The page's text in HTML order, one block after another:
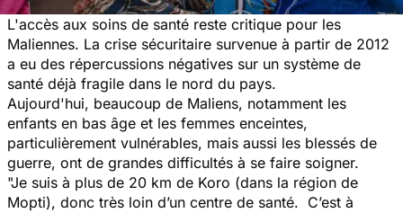
L'accès aux soins de santé reste critique pour les
Maliennes. La crise sécuritaire survenue à partir de 2012
a eu des répercussions négatives sur un système de
santé déjà fragile dans le nord du pays.
Aujourd'hui, beaucoup de Maliens, notamment les
enfants en bas âge et les femmes enceintes,
particulièrement vulnérables, mais aussi les blessés de
guerre, ont de grandes difficultés à se faire soigner.
"Je suis à plus de 20 km de Koro (dans la région de
Mopti), donc très loin d’un centre de santé. C’est à